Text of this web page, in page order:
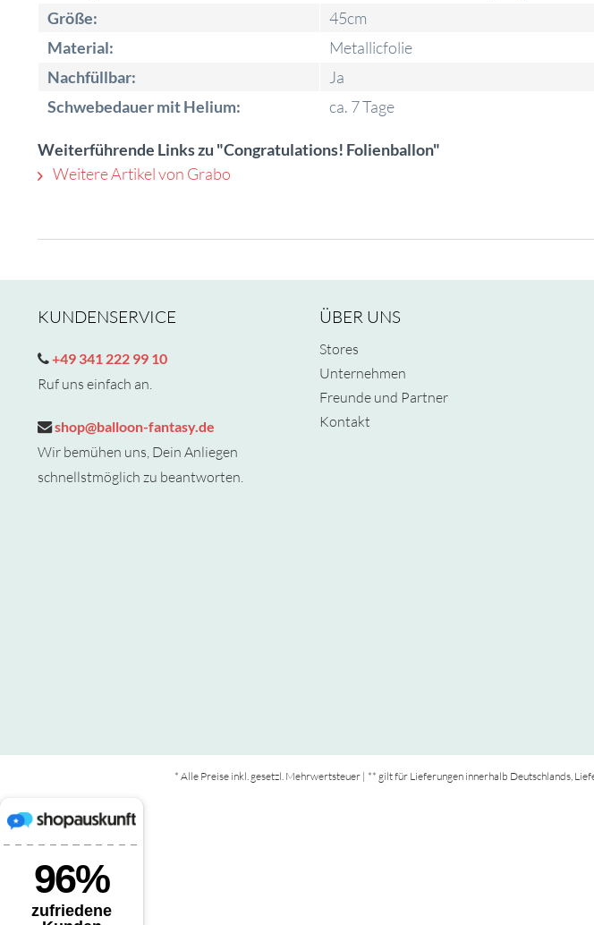
Größe:
45cm
Material:
Metallicfolie
Nachfüllbar:
Ja
Schwebedauer mit Helium:
ca. 7 Tage
Weiterführende Links zu "Congratulations! Folienballon"
Weitere Artikel von Grabo
KUNDENSERVICE
+49 341 222 99 10
Ruf uns einfach an.
shop@balloon-fantasy.de
Wir bemühen uns, Dein Anliegen
schnellstmöglich zu beantworten.
ÜBER UNS
Stores
Unternehmen
Freunde und Partner
Kontakt
* Alle Preise inkl. gesetzl. Mehrwertsteuer | ** gilt für Lieferungen innerhalb Deutschlands,